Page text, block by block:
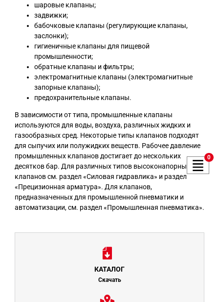
шаровые клапаны;
задвижки;
бабочковые клапаны (регулирующие клапаны,
заслонки);
гигиеничные клапаны для пищевой
промышленности;
обратные клапаны и фильтры;
электромагнитные клапаны (электромагнитные
запорные клапаны);
предохранительные клапаны.
В зависимости от типа, промышленные клапаны
используются для воды, воздуха, различных жидких и
газообразных сред. Некоторые типы клапанов подходят
для сыпучих или полужидких веществ. Рабочее давление
промышленных клапанов достигает до нескольких
десятков бар. Для различных типов высоконапорных
клапанов см. раздел «Силовая гидравлика» и раздел
«Прецизионная арматура». Для клапанов,
предназначенных для промышленной пневматики и
автоматизации, см. раздел «Промышленная пневматика».
КАТАЛОГ
Скачать
0